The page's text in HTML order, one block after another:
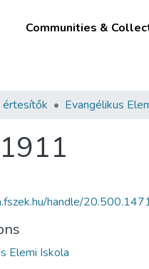
Communities &
értesítők Evangélikus
handle/
Elemi Iskola